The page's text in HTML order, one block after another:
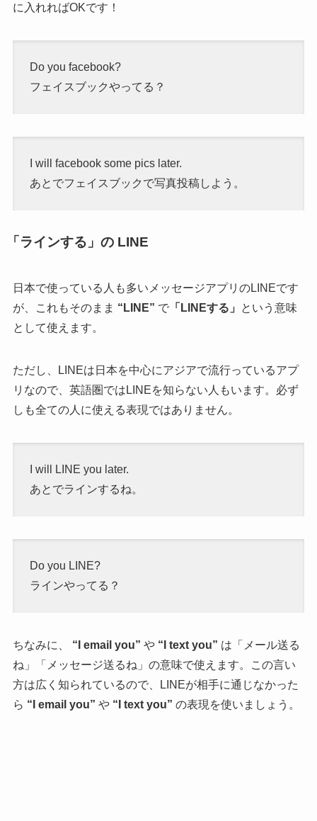
に入れればOKです！
Do you facebook?
フェイスブックやってる？
I will facebook some pics later.
あとでフェイスブックで写真投稿しよう。
「ラインする」の LINE
日本で使っている人も多いメッセージアプリのLINEです
が、これもそのまま “LINE” で「LINEする」
という意味
として使えます。
ただし、LINEは日本を中心にアジアで流行っているアプ
リなので、英語圏ではLINEを知らない人もいます。必ず
しも全ての人に使える表現ではありません。
I will LINE you later.
あとでラインするね。
Do you LINE?
ラインやってる？
ちなみに、 “I email you” や “I text you” は「メール送る
ね」「メッセージ送るね」の意味で使えます。この言い
方は広く知られているので、LINEが相手に通じなかった
ら “I email you” や “I text you” の表現を使いましょう。